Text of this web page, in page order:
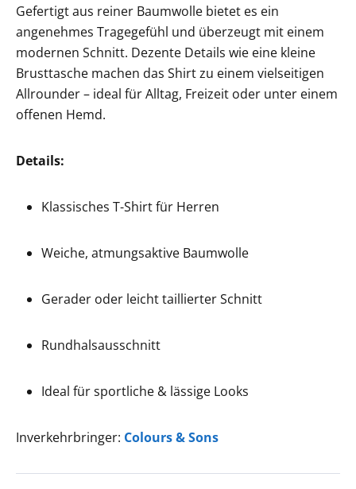
Gefertigt aus reiner Baumwolle bietet es ein
angenehmes Tragegefühl und überzeugt mit einem
modernen Schnitt. Dezente Details wie eine kleine
Brusttasche machen das Shirt zu einem vielseitigen
Allrounder – ideal für Alltag, Freizeit oder unter einem
offenen Hemd.
Details:
Klassisches T-Shirt für Herren
Weiche, atmungsaktive Baumwolle
Gerader oder leicht taillierter Schnitt
Rundhalsausschnitt
Ideal für sportliche & lässige Looks
Inverkehrbringer: Colours & Sons